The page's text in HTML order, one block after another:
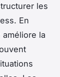
les
En
la